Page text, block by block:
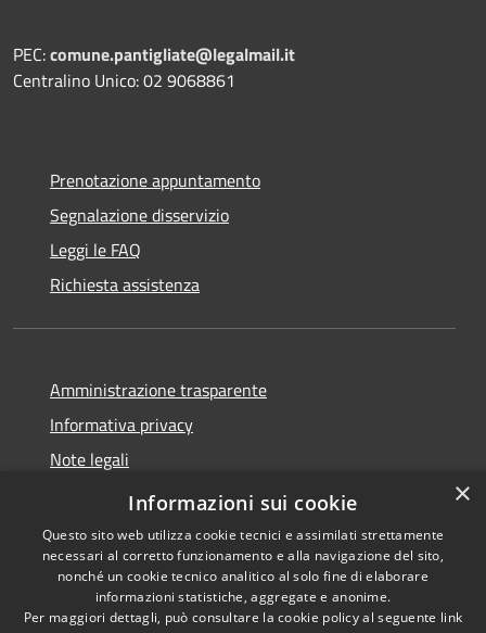
PEC:comune.pantigliate@legalmail.it
Centralino Unico: 02 9068861
Prenotazione appuntamento
Segnalazione disservizio
Leggi le FAQ
Richiesta assistenza
Amministrazione trasparente
Informativa privacy
Note legali
Dichiarazione di accessibilità
Copyright © 2026 • Comune di
×
Informazioni sui cookie
Questo sito web utilizza cookie tecnici e assimilati strettamente
necessari al corretto funzionamento e alla navigazione del sito,
nonché un cookie tecnico analitico al solo fine di elaborare
informazioni statistiche, aggregate e anonime.
Per maggiori dettagli, può consultare la cookie policy al seguente link